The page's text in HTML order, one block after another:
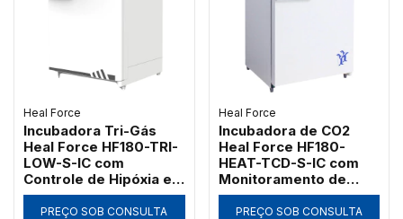
Heal Force
Incubadora Tri-Gás
Heal Force HF180-TRI-
LOW-S-IC com
Controle de Hipóxia e
Umidade
PREÇO SOB CONSULTA
Heal Force
Incubadora de CO2
Heal Force HF180-
HEAT-TCD-S-IC com
Monitoramento de
Umidade
PREÇO SOB CONSULTA